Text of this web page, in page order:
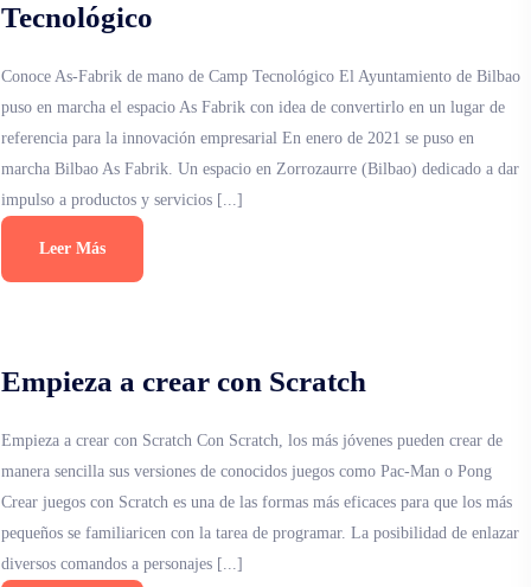
Tecnológico
Conoce As-Fabrik de mano de Camp Tecnológico El Ayuntamiento de Bilbao
puso en marcha el espacio As Fabrik con idea de convertirlo en un lugar de
referencia para la innovación empresarial En enero de 2021 se puso en
marcha Bilbao As Fabrik. Un espacio en Zorrozaurre (Bilbao) dedicado a dar
impulso a productos y servicios [...]
Leer Más
Empieza a crear con Scratch
Empieza a crear con Scratch Con Scratch, los más jóvenes pueden crear de
manera sencilla sus versiones de conocidos juegos como Pac-Man o Pong
Crear juegos con Scratch es una de las formas más eficaces para que los más
pequeños se familiaricen con la tarea de programar. La posibilidad de enlazar
diversos comandos a personajes [...]